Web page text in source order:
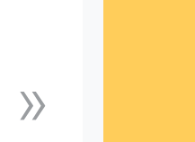
»下一張